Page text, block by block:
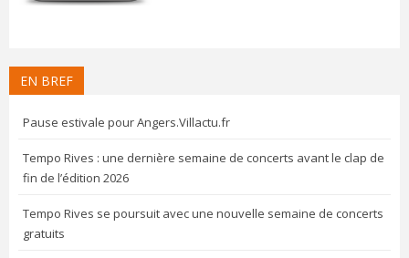
EN BREF
Pause estivale pour Angers.Villactu.fr
Tempo Rives : une dernière semaine de concerts avant le clap de
fin de l’édition 2026
Tempo Rives se poursuit avec une nouvelle semaine de concerts
gratuits